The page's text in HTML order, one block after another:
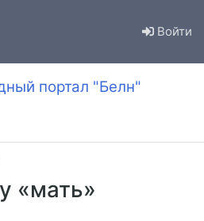
Войти
портал "Белн"
«мать»